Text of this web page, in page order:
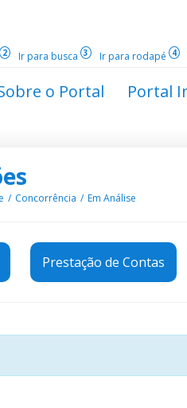
2 Ir para busca 3 Ir para rodapé 4
o Portal Portal
Concorrência Em Análise
Prestação de Contas